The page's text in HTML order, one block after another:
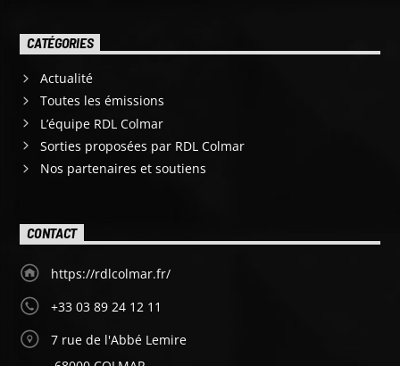
CATÉGORIES
Actualité
Toutes les émissions
L’équipe RDL Colmar
Sorties proposées par RDL Colmar
Nos partenaires et soutiens
CONTACT
https://rdlcolmar.fr/
+33 03 89 24 12 11
7 rue de l'Abbé Lemire